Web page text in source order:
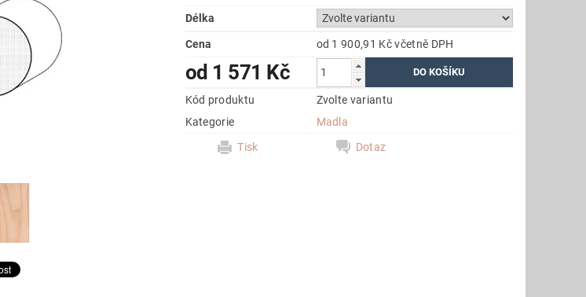
Délka
Cena od 1 900,91 Kčvčetně DPH
od 1 571 Kč
Kód produktu
Zvolte variantu
Kategorie
Madla
Tisk
Dotaz